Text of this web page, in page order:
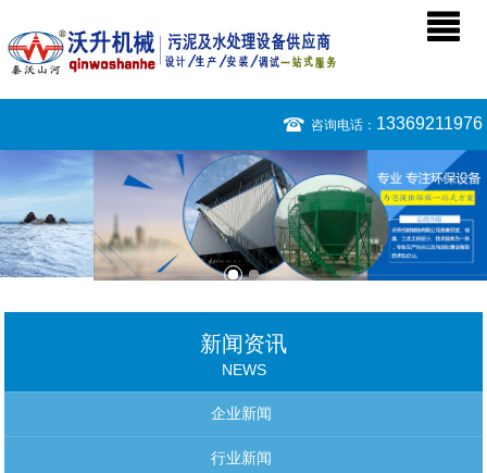
咨询电话： 13369211976
新闻资讯
NEWS
企业新闻
行业新闻